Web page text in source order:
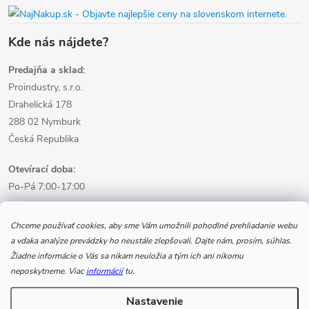
Chceme používať cookies, aby sme Vám umožnili pohodlné prehliadanie webu
a vďaka analýze prevádzky ho neustále zlepšovali. Dajte nám, prosím, súhlas.
Žiadne informácie o Vás sa nikam neuložia a tým ich ani nikomu
neposkytneme. Viacinformáciítu.
Nastavenie
Kde nás nájdete?
Predajňa a sklad:
Proindustry, s.r.o.
Drahelická 178
288 02 Nymburk
Česká Republika
Otevírací doba:
Po-Pá 7:00-17:00
Informácie pre nákup
Informácie pre Vás